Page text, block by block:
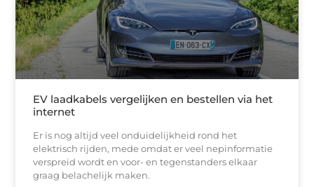
EV laadkabels vergelijken en bestellen via het
internet
Er is nog altijd veel onduidelijkheid rond het
elektrisch rijden, mede omdat er veel nepinformatie
verspreid wordt en voor- en tegenstanders elkaar
graag belachelijk maken.